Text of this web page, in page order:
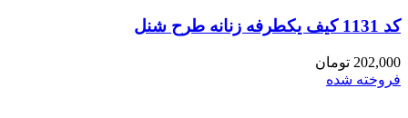
کد 1131 کیف یکطرفه زنانه طرح شنل
202,000 تومان
فروخته شده